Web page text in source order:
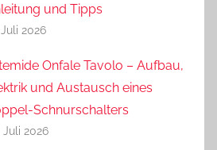
und Tipps
Juli 2026
Onfale Tavolo – Aufbau,
und Austausch eines
Schnurschalters
Juli 2026